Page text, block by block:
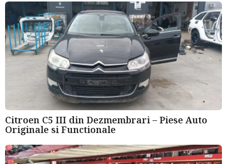
a
g
o
Citroen C5 III din Dezmembrari – Piese Auto
Originale si Functionale